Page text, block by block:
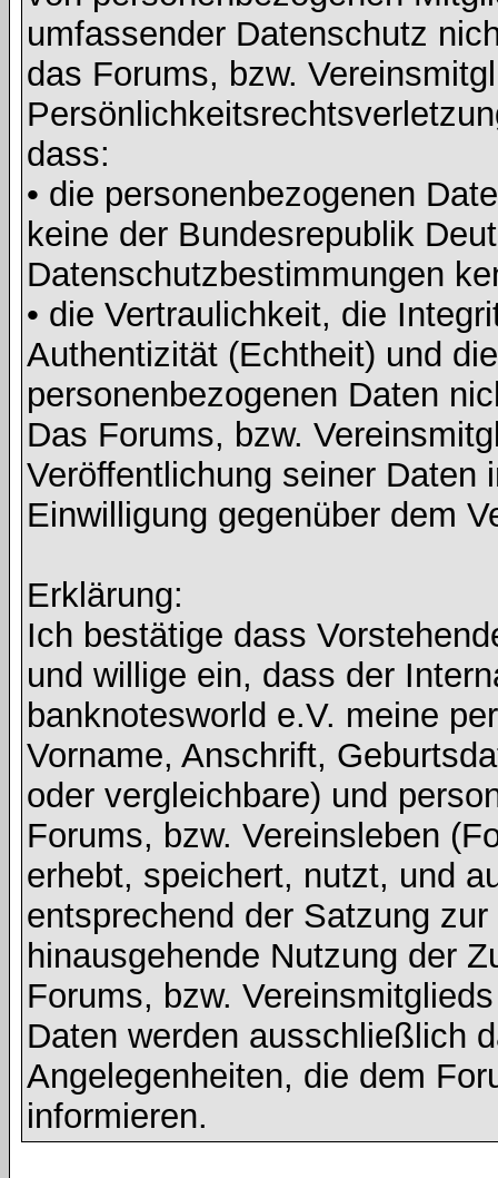
umfassender Datenschutz
das Forums, bzw.
dass:
• die personenbezogenen
keine der Bundesrepublik
Datenschutzbestimmungen
• die Vertraulichkeit, die
Authentizität (Echtheit) und
personenbezogenen Daten
Das Forums, bzw.
Veröffentlichung seiner Daten
Einwilligung gegenüber dem
Erklärung:
Ich bestätige dass
und willige ein, dass der
banknotesworld e.V. meine
Vorname, Anschrift,
oder vergleichbare) und
Forums, bzw. Vereinsleben
erhebt, speichert, nutzt, und
entsprechend der Satzung
hinausgehende Nutzung der
Forums, bzw.
Daten werden ausschließlich
Angelegenheiten, die dem
informieren.